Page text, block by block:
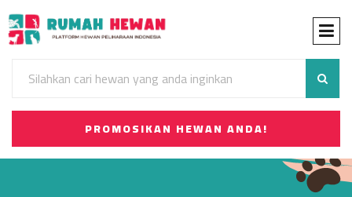
PROMOSIKAN HEWAN ANDA!